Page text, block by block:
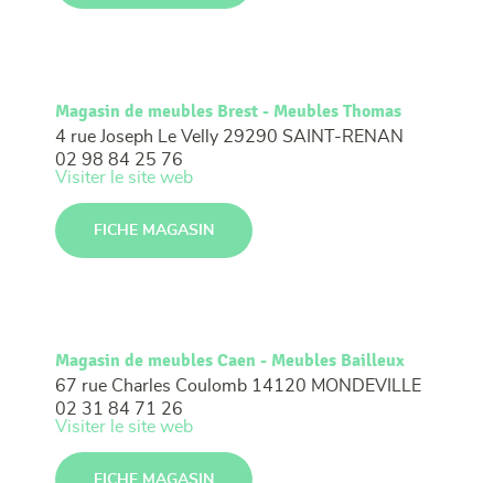
Magasin de meubles Brest - Meubles Thomas
4 rue Joseph Le Velly 29290 SAINT-RENAN
02 98 84 25 76
Visiter le site web
FICHE MAGASIN
Magasin de meubles Caen - Meubles Bailleux
67 rue Charles Coulomb 14120 MONDEVILLE
02 31 84 71 26
Visiter le site web
FICHE MAGASIN